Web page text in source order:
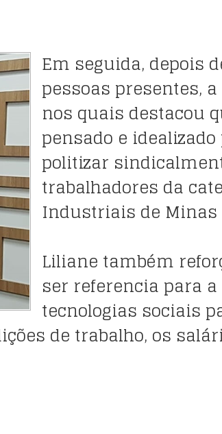
Em seguida, depois
pessoas presentes,
nos quais destacou
pensado e
politizar
trabalhadores da
Industriais de Minas
Liliane também
ser referencia para
tecnologias sociais
de trabalho, os